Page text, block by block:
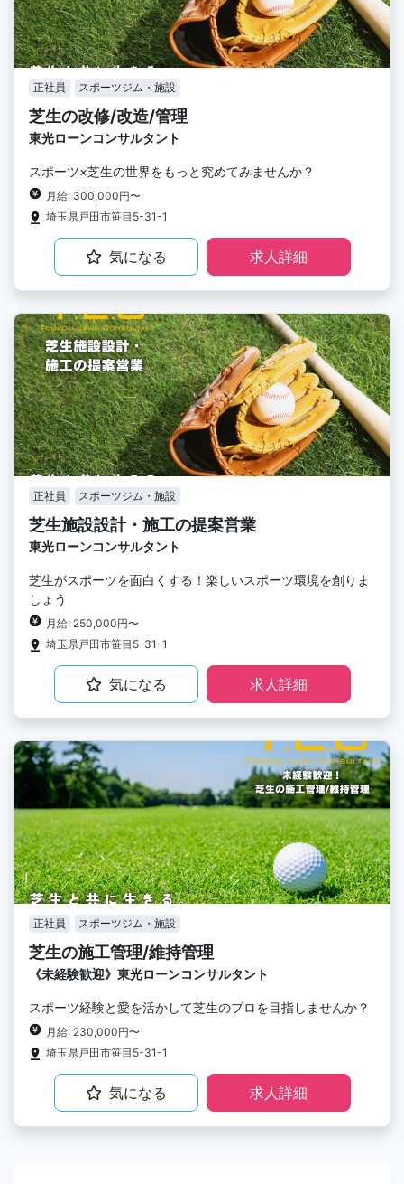
正社員 スポーツジム・施設
芝生の改修/改造/管理
東光ローンコンサルタント
スポーツ×芝生の世界をもっと究めてみませんか？
月給: 300,000円〜
埼玉県戸田市笹目5-31-1
気になる 求人詳細
正社員 スポーツジム・施設
芝生施設設計・施工の提案営業
東光ローンコンサルタント
芝生がスポーツを面白くする！楽しいスポーツ環境を創りま
しょう
月給: 250,000円〜
埼玉県戸田市笹目5-31-1
気になる 求人詳細
正社員 スポーツジム・施設
芝生の施工管理/維持管理
《未経験歓迎》東光ローンコンサルタント
スポーツ経験と愛を活かして芝生のプロを目指しませんか？
月給: 230,000円〜
埼玉県戸田市笹目5-31-1
気になる 求人詳細